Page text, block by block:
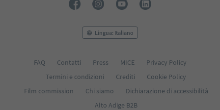
Lingua: Italiano
FAQ Contatti Press MICE
Privacy Policy
Termini e condizioni
Crediti
Cookie Policy
Film commission
Chi siamo
Dichiarazione di accessibilità
Alto Adige B2B